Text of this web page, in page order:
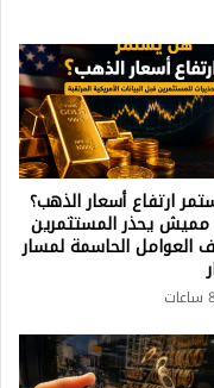
ارتفاع أسعار الذهب؟
مميش يحذر المستثمرين
العوامل الحاسمة لمسار